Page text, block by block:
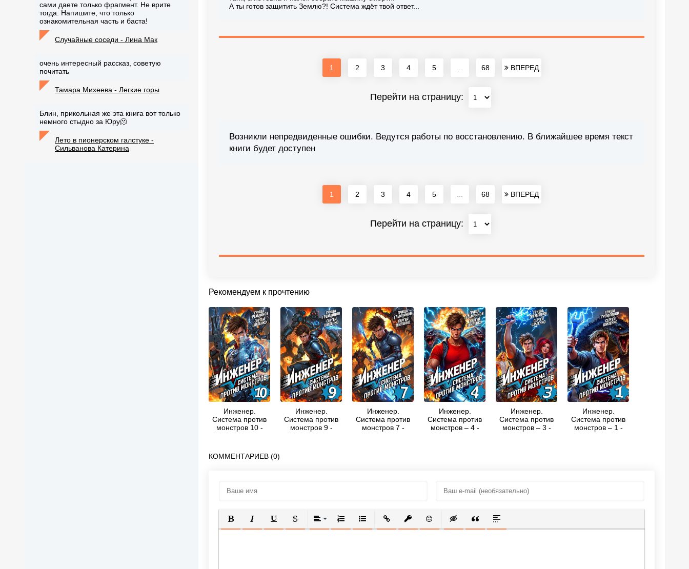
А ты готов защитить Землю?! Система ждёт твой ответ...
1 2 3 4 5 68 ВПЕРЕД
Перейти на страницу:
Возникли непредвиденные ошибки. Ведутся работы по восстановлению. В ближайшее время текст
книги будет доступен
1 2 3 4 5 68 ВПЕРЕД
Перейти на страницу:
Рекомендуем к прочтению
Инженер.
Система против
монстров 10 -
Инженер.
Система против
монстров 9 -
Инженер.
Система против
монстров 7 -
Инженер.
Система против
монстров – 4 -
Инженер.
Система против
монстров – 3 -
Инженер.
Система против
монстров – 1 -
КОММЕНТАРИЕВ (0)
ПОЛУЖИРНЫЙ
КУРСИВПОДЧЕРКНУТЫЙ
ЗАЧЕРКНУТЫЙВЫРАВНИВАНИЕ
НУМЕРОВАННЫЙ СПИСОК
МАРКИРОВАННЫЙ СПИСОК
ВСТАВИТЬ ССЫЛКУ
ВСТАВИТЬ ЗАЩИЩЕННУЮ ССЫЛКУ
ВСТАВИТЬ СМАЙЛИК
ВСТАВКА СКРЫТОГО ТЕКСТА
ВСТАВКА ЦИТАТЫ
ВСТАВКА СПОЙЛЕРА
сами даете только фрагмент. Не врите
тогда. Напишите, что только
ознакомительная часть и баста!
Случайные соседи - Лина Мак
очень интересный рассказ, советую
почитать
Тамара Михеева - Легкие горы
Блин, прикольная же эта книга вот только
немного стыдно за Юру🫠
Лето в пионерском галстуке -
Сильванова Катерина